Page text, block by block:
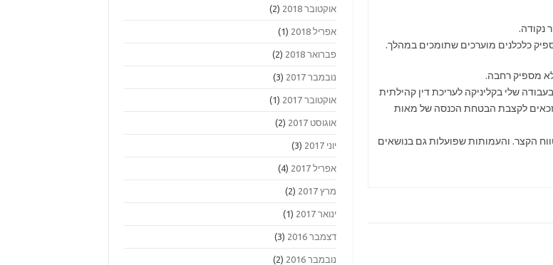
נקודה.
כלכלנים מוערכים שתומכים במהלך.
מספיק רחבה.
שלי בקליניקה לעריכת דין קהילתית
לקצבת הבטחת הכנסה של מאות
הקצר. והעמותות שפועלות גם בנושאים
אוקטובר 2018 (2)
אפריל 2018 (1)
פברואר 2018 (2)
נובמבר 2017 (3)
אוקטובר 2017 (1)
אוגוסט 2017 (2)
יוני 2017 (3)
אפריל 2017 (4)
מרץ 2017 (2)
ינואר 2017 (1)
דצמבר 2016 (3)
נובמבר 2016 (2)